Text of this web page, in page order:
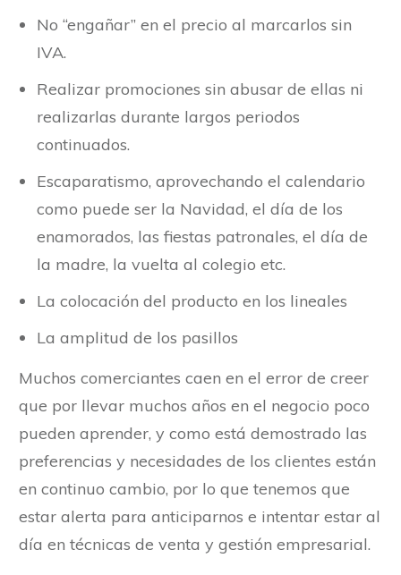
No “engañar” en el precio al marcarlos sin
IVA.
Realizar promociones sin abusar de ellas ni
realizarlas durante largos periodos
continuados.
Escaparatismo, aprovechando el calendario
como puede ser la Navidad, el día de los
enamorados, las fiestas patronales, el día de
la madre, la vuelta al colegio etc.
La colocación del producto en los lineales
La amplitud de los pasillos
Muchos comerciantes caen en el error de creer
que por llevar muchos años en el negocio poco
pueden aprender, y como está demostrado las
preferencias y necesidades de los clientes están
en continuo cambio, por lo que tenemos que
estar alerta para anticiparnos e intentar estar al
día en técnicas de venta y gestión empresarial.